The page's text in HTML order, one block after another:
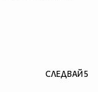
СЛЕДВАЙ5